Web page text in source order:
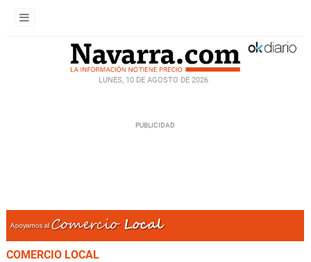
LUNES, 10 DE AGOSTO DE 2026
COMERCIO LOCAL